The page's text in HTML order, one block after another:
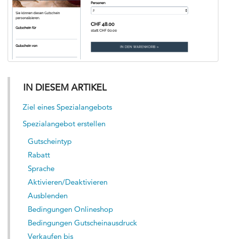
IN DIESEM ARTIKEL
Ziel eines Spezialangebots
Spezialangebot erstellen
Gutscheintyp
Rabatt
Sprache
Aktivieren/Deaktivieren
Ausblenden
Bedingungen Onlineshop
Bedingungen Gutscheinausdruck
Verkaufen bis